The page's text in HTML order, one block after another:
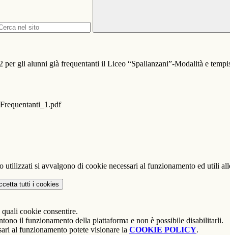
gli alunni già frequentanti il Liceo “Spallanzani”-Modalità e
utilizzati si avvalgono di cookie necessari al funzionamento ed utili
tutti i cookies
quali cookie consentire.
il funzionamento della piattaforma e non è possibile disabilitarli.
al funzionamento potete visionare la COOKIE POLICY.